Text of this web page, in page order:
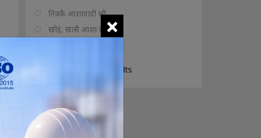
निक्कै आशावादी छौ
खोइ, खासै आशा छैन
View Results
×